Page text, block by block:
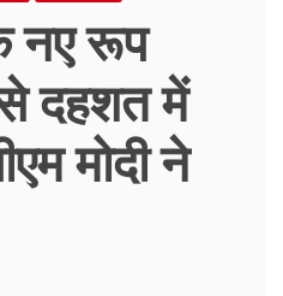
नए रूप
से दहशत में
मोदी ने